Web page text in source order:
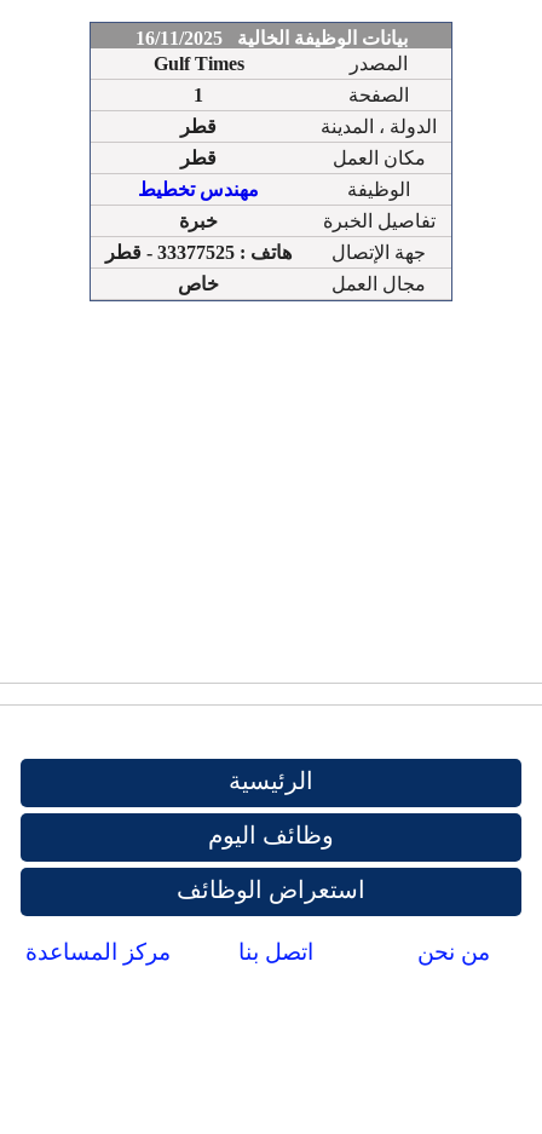
بيانات الوظيفة الخالية 16/11/2025
Gulf Times
المصدر
1
الصفحة
قطر
الدولة ، المدينة
قطر
مكان العمل
مهندس تخطيط
الوظيفة
خبرة
تفاصيل الخبرة
هاتف : 33377525 - قطر
جهة الإتصال
خاص
مجال العمل
الرئيسية
وظائف اليوم
استعراض الوظائف
من نحن اتصل بنا مركز المساعدة